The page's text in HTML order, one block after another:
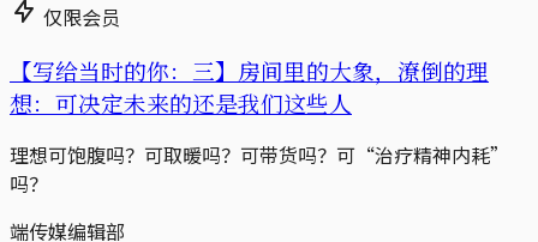
仅限会员
【写给当时的你：三】房间里的大象，潦倒的理
想：可决定未来的还是我们这些人
理想可饱腹吗？可取暖吗？可带货吗？可“治疗精神内耗”
吗？
端传媒编辑部